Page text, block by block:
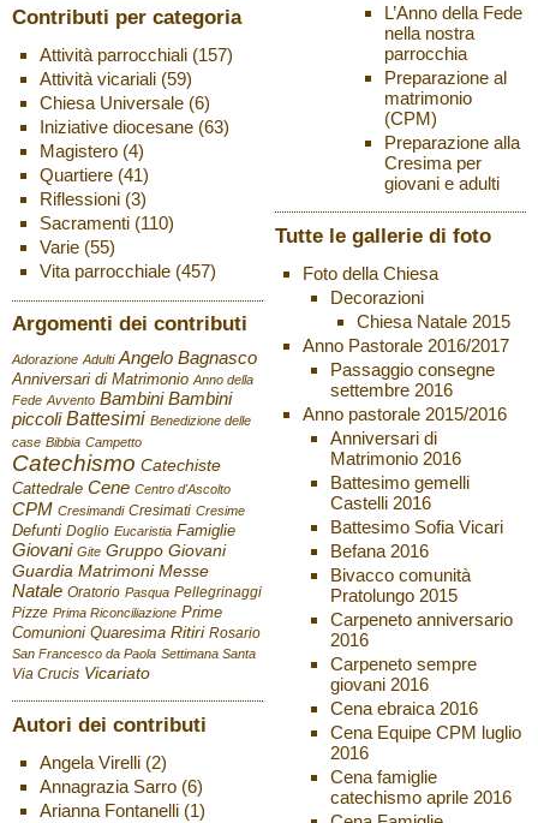
Contributi per categoria
Attività parrocchiali(157)
Attività vicariali(59)
Chiesa Universale(6)
Iniziative diocesane(63)
Magistero(4)
Quartiere(41)
Riflessioni(3)
Sacramenti(110)
Varie(55)
Vita parrocchiale(457)
Argomenti dei contributi
Adorazione Adulti Angelo Bagnasco
Anniversari di Matrimonio Anno della
Fede Avvento Bambini Bambini
piccoli Battesimi Benedizione delle
case Bibbia Campetto
Catechismo Catechiste
Cattedrale Cene Centro d'Ascolto
CPM Cresimandi Cresimati Cresime
Defunti Doglio Eucaristia Famiglie
Giovani Gite Gruppo Giovani
Guardia Matrimoni Messe
Natale Oratorio Pasqua Pellegrinaggi
Pizze Prima Riconciliazione Prime
Comunioni Quaresima Ritiri Rosario
San Francesco da Paola Settimana Santa
Via Crucis Vicariato
Autori dei contributi
Angela Virelli(2)
Annagrazia Sarro(6)
Arianna Fontanelli(1)
L’Anno della Fede
nella nostra
parrocchia
Preparazione al
matrimonio
(CPM)
Preparazione alla
Cresima per
giovani e adulti
Tutte le gallerie di foto
Foto della Chiesa
Decorazioni
Chiesa Natale 2015
Anno Pastorale 2016/2017
Passaggio consegne
settembre 2016
Anno pastorale 2015/2016
Anniversari di
Matrimonio 2016
Battesimo gemelli
Castelli 2016
Battesimo Sofia Vicari
Befana 2016
Bivacco comunità
Pratolungo 2015
Carpeneto anniversario
2016
Carpeneto sempre
giovani 2016
Cena ebraica 2016
Cena Equipe CPM luglio
2016
Cena famiglie
catechismo aprile 2016